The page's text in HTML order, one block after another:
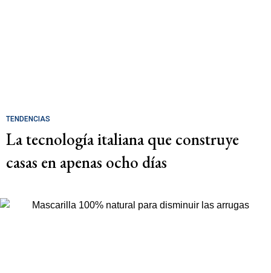
TENDENCIAS
La tecnología italiana que construye
casas en apenas ocho días